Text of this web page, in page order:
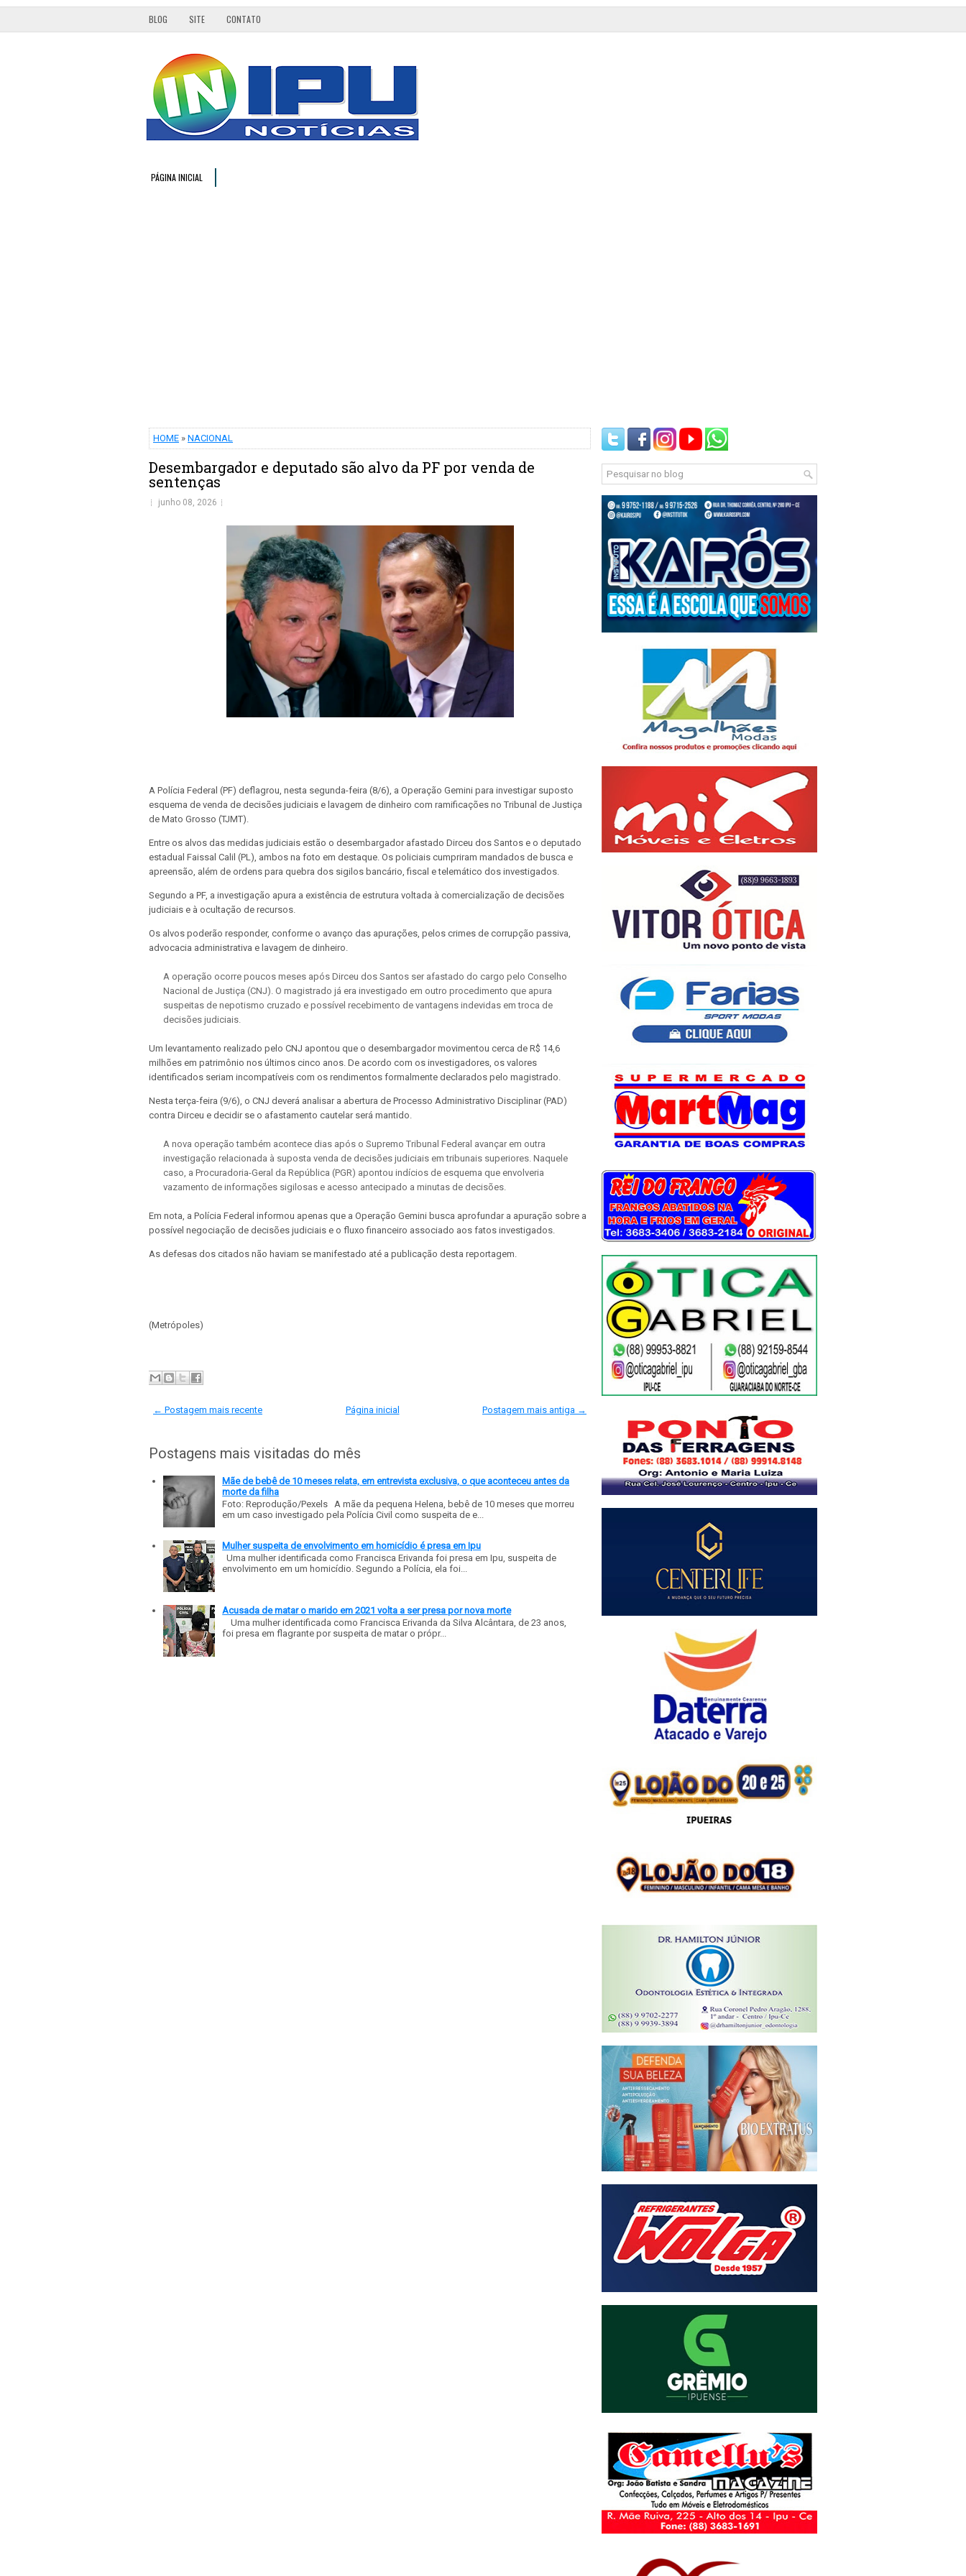
BLOG SITE CONTATO
PÁGINA INICIAL
HOME » NACIONAL
Desembargador e deputado são alvo da PF por venda de
sentenças
junho 08, 2026
A Polícia Federal (PF) deflagrou, nesta segunda-feira (8/6), a Operação Gemini para investigar suposto
esquema de venda de decisões judiciais e lavagem de dinheiro com ramificações no Tribunal de Justiça
de Mato Grosso (TJMT).
Entre os alvos das medidas judiciais estão o desembargador afastado Dirceu dos Santos e o deputado
estadual Faissal Calil (PL), ambos na foto em destaque. Os policiais cumpriram mandados de busca e
apreensão, além de ordens para quebra dos sigilos bancário, fiscal e telemático dos investigados.
Segundo a PF, a investigação apura a existência de estrutura voltada à comercialização de decisões
judiciais e à ocultação de recursos.
Os alvos poderão responder, conforme o avanço das apurações, pelos crimes de corrupção passiva,
advocacia administrativa e lavagem de dinheiro.
A operação ocorre poucos meses após Dirceu dos Santos ser afastado do cargo pelo Conselho
Nacional de Justiça (CNJ). O magistrado já era investigado em outro procedimento que apura
suspeitas de nepotismo cruzado e possível recebimento de vantagens indevidas em troca de
decisões judiciais.
Um levantamento realizado pelo CNJ apontou que o desembargador movimentou cerca de R$ 14,6
milhões em patrimônio nos últimos cinco anos. De acordo com os investigadores, os valores
identificados seriam incompatíveis com os rendimentos formalmente declarados pelo magistrado.
Nesta terça-feira (9/6), o CNJ deverá analisar a abertura de Processo Administrativo Disciplinar (PAD)
contra Dirceu e decidir se o afastamento cautelar será mantido.
A nova operação também acontece dias após o Supremo Tribunal Federal avançar em outra
investigação relacionada à suposta venda de decisões judiciais em tribunais superiores. Naquele
caso, a Procuradoria-Geral da República (PGR) apontou indícios de esquema que envolveria
vazamento de informações sigilosas e acesso antecipado a minutas de decisões.
Em nota, a Polícia Federal informou apenas que a Operação Gemini busca aprofundar a apuração sobre a
possível negociação de decisões judiciais e o fluxo financeiro associado aos fatos investigados.
As defesas dos citados não haviam se manifestado até a publicação desta reportagem.
(Metrópoles)
← Postagem mais recente Postagem mais antiga →
Página inicial
Postagens mais visitadas do mês
Mãe de bebê de 10 meses relata, em entrevista exclusiva, o que aconteceu antes da
morte da filha
Foto: Reprodução/Pexels A mãe da pequena Helena, bebê de 10 meses que morreu
em um caso investigado pela Polícia Civil como suspeita de e...
Mulher suspeita de envolvimento em homicídio é presa em Ipu
Uma mulher identificada como Francisca Erivanda foi presa em Ipu, suspeita de
envolvimento em um homicídio. Segundo a Polícia, ela foi...
Acusada de matar o marido em 2021 volta a ser presa por nova morte
Uma mulher identificada como Francisca Erivanda da Silva Alcântara, de 23 anos,
foi presa em flagrante por suspeita de matar o própr...